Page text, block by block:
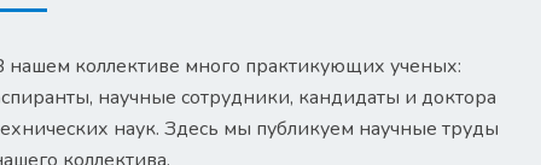
нашем коллективе много практикующих ученых:
научные сотрудники, кандидаты и доктора
наук. Здесь мы публикуем научные труды